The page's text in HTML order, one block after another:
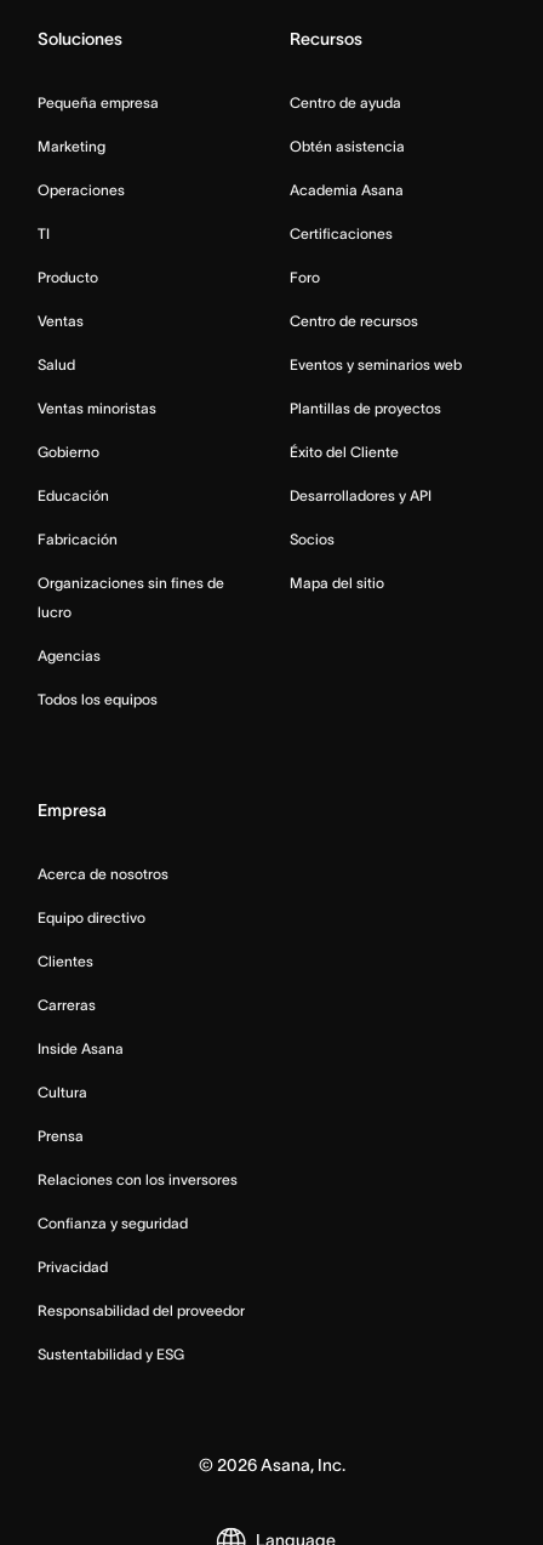
Soluciones
Pequeña empresa
Marketing
Operaciones
TI
Producto
Ventas
Salud
Ventas minoristas
Gobierno
Educación
Fabricación
Organizaciones sin fines de
lucro
Agencias
Todos los equipos
Recursos
Centro de ayuda
Obtén asistencia
Academia Asana
Certificaciones
Foro
Centro de recursos
Eventos y seminarios web
Plantillas de proyectos
Éxito del Cliente
Desarrolladores y API
Socios
Mapa del sitio
Empresa
Acerca de nosotros
Equipo directivo
Clientes
Carreras
Inside Asana
Cultura
Prensa
Relaciones con los inversores
Confianza y seguridad
Privacidad
Responsabilidad del proveedor
Sustentabilidad y ESG
© 2026Asana, Inc.
Language